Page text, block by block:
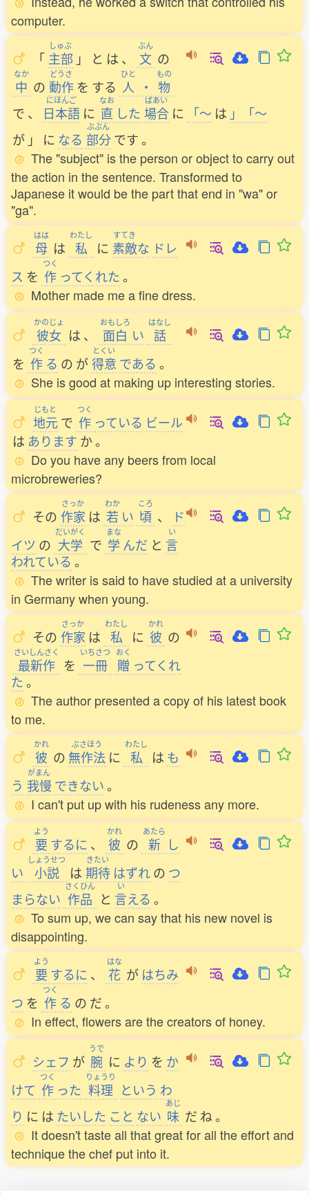
computer.
「
しゅぶ
主部 」 と は 、
ぶん
文 の
なか
中 の
どうさ
動作 を する
ひと
人 ・
もの
物
で 、
にほんご
日本語 に
なお
直 した
ばあい
場合 に 「～ は 」「～
が 」 に なる
ぶぶん
部分 です。
The "subject" is the person or object to carry out
the action in the sentence. Transformed to
Japanese it would be the part that end in "wa" or
"ga".
はは
母 は
わたし
私 に
すてき
素敵な ドレ
ス を
つく
作 ってくれた。
Mother made me a fine dress.
かのじょ
彼女 は 、
おもしろ
面白 い
はなし
話
を
つく
作 る の が
とくい
得意 である 。
She is good at making up interesting stories.
じもと
地元 で
つく
作 っている ビール
は あります か。
Do you have any beers from local
microbreweries?
その
さっか
作家 は
わか
若 い
ころ
頃 、
ド
イツ の
だいがく
大学 で
まな
学 んだ と
い
言
われている 。
The writer is said to have studied at a university
in Germany when young.
その
さっか
作家 は
わたし
私 に
かれ
彼 の
さいしんさく
最新作 を
いちさつ
一冊
おく
贈 ってくれ
た。
The author presented a copy of his latest book
to me.
かれ
彼 の
ぶさほう
無作法 に
わたし
私 は も
う
がまん
我慢 できない。
I can't put up with his rudeness any more.
よう
要するに 、
かれ
彼 の
あたら
新 し
い
しょうせつ
小説 は
きたい
期待 はずれの つ
まらない
さくひん
作品 と
い
言える 。
To sum up, we can say that his new novel is
disappointing.
よう
要するに 、
はな
花 が はちみ
つ を
つく
作 る の だ。
In effect, flowers are the creators of honey.
シェフ が
うで
腕 に より を か
けて
つく
作 った
りょうり
料理 という わ
り に は たいした こと ない
あじ
味 だ ね。
It doesn't taste all that great for all the effort and
technique the chef put into it.